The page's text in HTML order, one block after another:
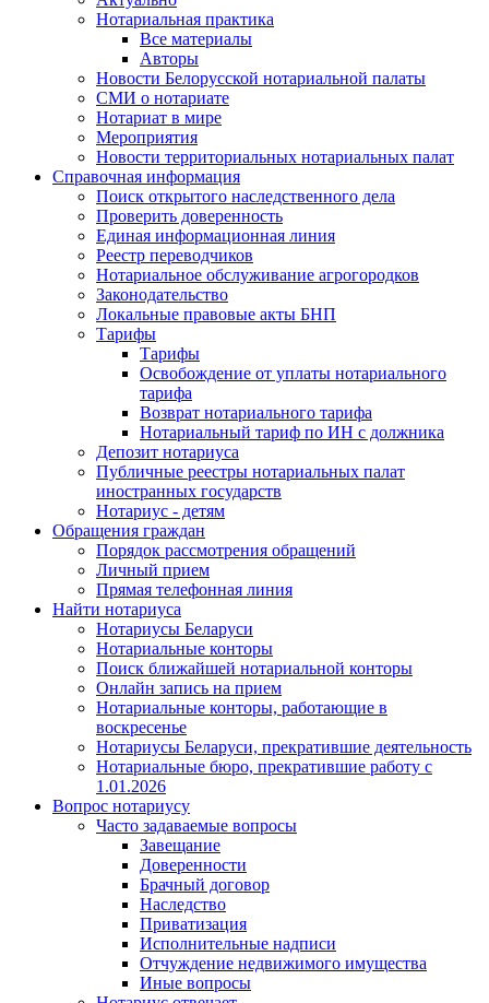
Нотариальная практика
Все материалы
Авторы
Новости Белорусской нотариальной палаты
СМИ о нотариате
Нотариат в мире
Мероприятия
Новости территориальных нотариальных палат
Справочная информация
Поиск открытого наследственного дела
Проверить доверенность
Единая информационная линия
Реестр переводчиков
Нотариальное обслуживание агрогородков
Законодательство
Локальные правовые акты БНП
Тарифы
Тарифы
Освобождение от уплаты нотариального
тарифа
Возврат нотариального тарифа
Нотариальный тариф по ИН с должника
Депозит нотариуса
Публичные реестры нотариальных палат
иностранных государств
Нотариус - детям
Обращения граждан
Порядок рассмотрения обращений
Личный прием
Прямая телефонная линия
Найти нотариуса
Нотариусы Беларуси
Нотариальные конторы
Поиск ближайшей нотариальной конторы
Онлайн запись на прием
Нотариальные конторы, работающие в
воскресенье
Нотариусы Беларуси, прекратившие деятельность
Нотариальные бюро, прекратившие работу с
1.01.2026
Вопрос нотариусу
Часто задаваемые вопросы
Завещание
Доверенности
Брачный договор
Наследство
Приватизация
Исполнительные надписи
Отчуждение недвижимого имущества
Иные вопросы